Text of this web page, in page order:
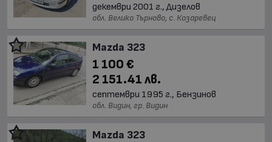
декември 2001 г., Дизелов
обл. Велико Търново, с. Козаревец
Mazda 323
1 100 €
2 151.41 лв.
септември 1995 г., Бензинов
обл. Видин, гр. Видин
Mazda 323